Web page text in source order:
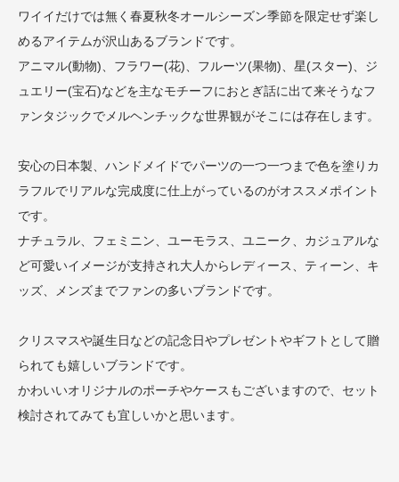
ワイイだけでは無く春夏秋冬オールシーズン季節を限定せず楽し
めるアイテムが沢山あるブランドです。
アニマル(動物)、フラワー(花)、フルーツ(果物)、星(スター)、ジ
ュエリー(宝石)などを主なモチーフにおとぎ話に出て来そうなフ
ァンタジックでメルヘンチックな世界観がそこには存在します。
安心の日本製、ハンドメイドでパーツの一つ一つまで色を塗りカ
ラフルでリアルな完成度に仕上がっているのがオススメポイント
です。
ナチュラル、フェミニン、ユーモラス、ユニーク、カジュアルな
ど可愛いイメージが支持され大人からレディース、ティーン、キ
ッズ、メンズまでファンの多いブランドです。
クリスマスや誕生日などの記念日やプレゼントやギフトとして贈
られても嬉しいブランドです。
かわいいオリジナルのポーチやケースもございますので、セット
検討されてみても宜しいかと思います。